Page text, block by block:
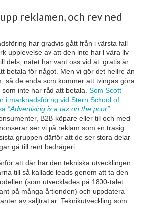
reklamen, och rev ned
har gradvis gått från i värsta fall
upplevelse av att den inte har i våra liv
dels, nätet har vant oss vid att gratis är
betala för något. Men vi gör det hellre än
så de enda som kommer att tvingas göra
inte har råd att betala. Som Scott
i marknadsföring vid Stern School of
”Advertising is a tax on the poor”
B2B-köpare eller till och med
ser vi på reklam som en trasig
gruppen därför att de ser stora delar
gå till rent bedrägeri.
att där har den tekniska utvecklingen
till så kallade leads genom att ta den
(som utvecklades på 1800-talet
på många årtionden) och uppdatera
av säljtrattar. Teknikutveckling som